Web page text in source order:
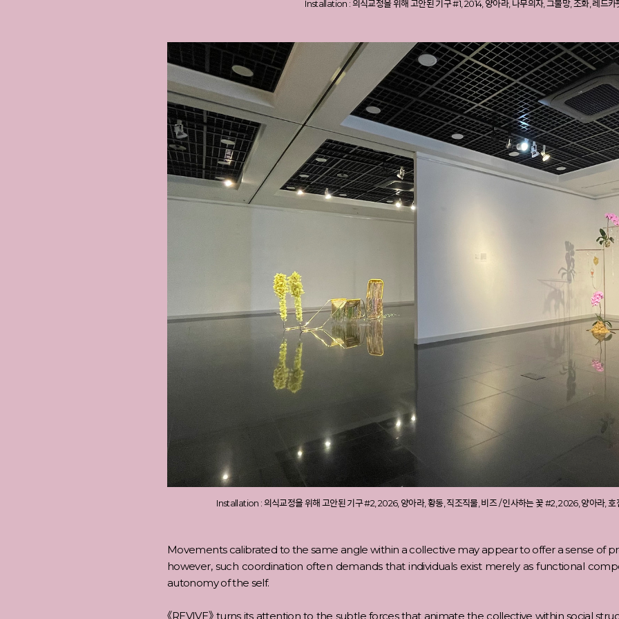
Installation : 의식교정을 위해 고안된 기구 #1, 2014, 양아라, 나무의자, 그물망, 조화, 레드카
Installation : 의식교정을 위해 고안된 기구 #2, 2026, 양아라, 황동, 직조직물, 비즈 / 인사하는 꽃 #2, 2026, 양아라, 호
Movements calibrated to the same angle within a collective may appear to offer a sense of
however, such coordination often demands that individuals exist merely as functional
autonomy of the self.
《REVIVE》 turns its attention to the subtle forces that animate the collective within social